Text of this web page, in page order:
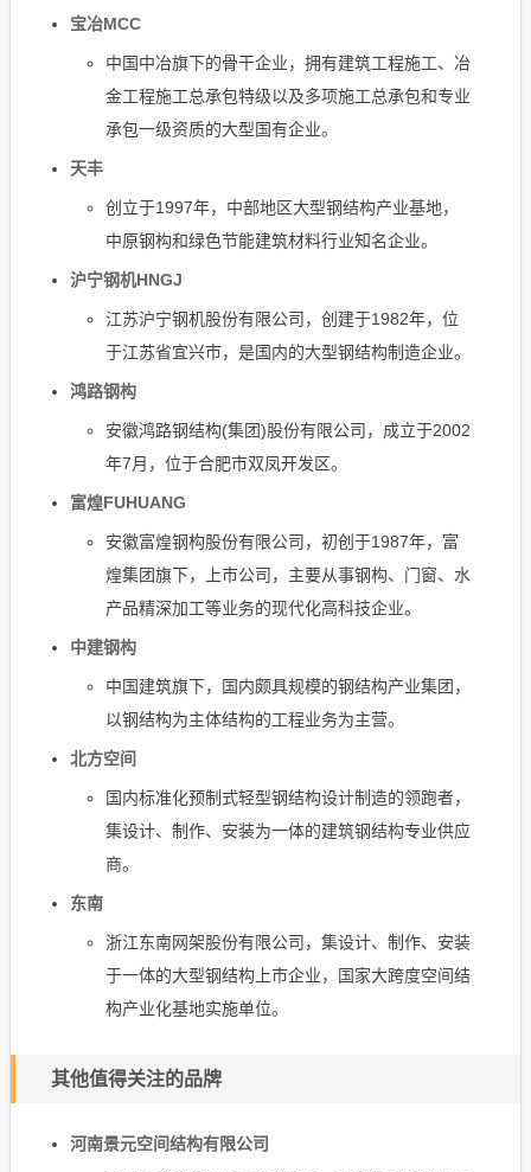
宝冶MCC
中国中冶旗下的骨干企业，拥有建筑工程施工、冶
金工程施工总承包特级以及多项施工总承包和专业
承包一级资质的大型国有企业。
天丰
创立于1997年，中部地区大型钢结构产业基地，
中原钢构和绿色节能建筑材料行业知名企业。
沪宁钢机HNGJ
江苏沪宁钢机股份有限公司，创建于1982年，位
于江苏省宜兴市，是国内的大型钢结构制造企业。
鸿路钢构
安徽鸿路钢结构(集团)股份有限公司，成立于2002
年7月，位于合肥市双凤开发区。
富煌FUHUANG
安徽富煌钢构股份有限公司，初创于1987年，富
煌集团旗下，上市公司，主要从事钢构、门窗、水
产品精深加工等业务的现代化高科技企业。
中建钢构
中国建筑旗下，国内颇具规模的钢结构产业集团，
以钢结构为主体结构的工程业务为主营。
北方空间
国内标准化预制式轻型钢结构设计制造的领跑者，
集设计、制作、安装为一体的建筑钢结构专业供应
商。
东南
浙江东南网架股份有限公司，集设计、制作、安装
于一体的大型钢结构上市企业，国家大跨度空间结
构产业化基地实施单位。
其他值得关注的品牌
河南景元空间结构有限公司